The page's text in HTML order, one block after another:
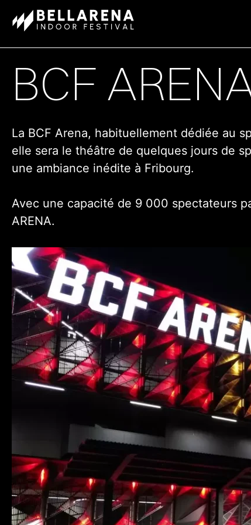
BCF
La BCF Arena, habituellement dédiée au
elle sera le théâtre de quelques jours de
une ambiance inédite à Fribourg.
Avec une capacité de 9 000 spectateurs
ARENA.